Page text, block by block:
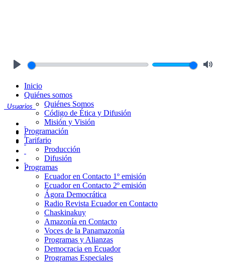
Usuarios
Inicio
Quiénes somos
Quiénes Somos
Código de Ética y Difusión
Misión y Visión
Programación
Tarifario
Producción
Difusión
Programas
Ecuador en Contacto 1º emisión
Ecuador en Contacto 2º emisión
Ágora Democrática
Radio Revista Ecuador en Contacto
Chaskinakuy
Amazonía en Contacto
Voces de la Panamazonía
Programas y Alianzas
Democracia en Ecuador
Programas Especiales